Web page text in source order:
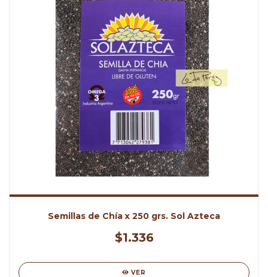
Semillas de Chía x 250 grs. Sol Azteca
$1.336
VER